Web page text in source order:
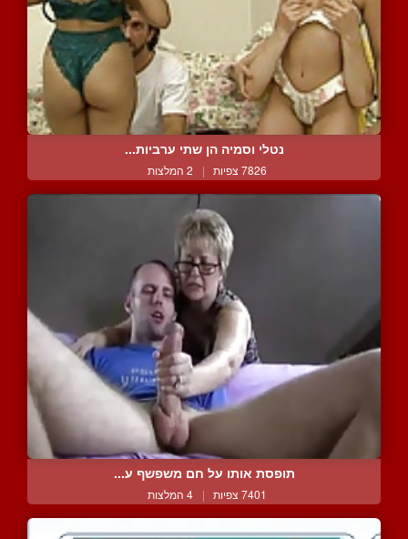
נטלי וסמיה הן שתי ערביות...
7826 צפיות | 2 המלצות
תופסת אותו על חם משפשף ע...
7401 צפיות | 4 המלצות